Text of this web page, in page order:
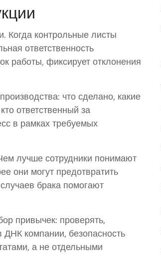
Когда контрольные листы
ответственность
работы, фиксирует отклонения
что сделано, какие
ответственный за
в рамках требуемых
лучше сотрудники понимают
они могут предотвратить
брака помогают
привычек: проверять,
ДНК компании, безопасность
а не отдельными